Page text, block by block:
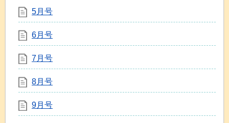
5月号
6月号
7月号
8月号
9月号